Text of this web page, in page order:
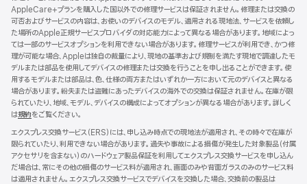
ン
ド
ウ
で
開
き
ま
す）
AppleCare+プランを購入した国以外での修理サービスは保証されません。修理または交換の
可否およびサービスの内容は、お使いのデバイスのモデル、適用される現地法、サービスを依頼し
た場所のApple正規サービスプロバイダの対応能力によって異なる場合があります。地域によっ
ては一部のサービスオプションを利用できない場合があります。修理サービスが利用でき、かつ修
理が可能な場合、Appleは独自の裁量により、現地の基準および規制を満たす現地で調達したモ
デルまたは部品を使用してデバイスの修理または交換を行うことを申し出ることができます。使
用するモデルまたは部品は、色、仕様の両方またはいずれか一方において元のデバイスと異なる
場合があります。紛失または盗難にあったデバイスの海外での交換は保証されません。在庫が限
られていたり、地域、モデル、デバイスの構成によってオプションが異なる場合があります。詳しく
は規約（新
ウ
イ
ン
ド
をご覧ください。
エクスプレス交換サービス（ERS）には、申し込み時点での現地法が適用され、その時々で在庫が
限られていたり、利用できない場合があります。過失や事故による損傷が発生した対象製品（付属
アクセサリを含まない）のハードウェア製品保証を利用してエクスプレス交換サービスを申し込ん
だ場合は、常にその他の損傷のサービス料が適用され、画面のみや背面ガラスのみのサービス料
は適用されません。エクスプレス交換サービスでデバイスを交換した場合、交換前の製品は